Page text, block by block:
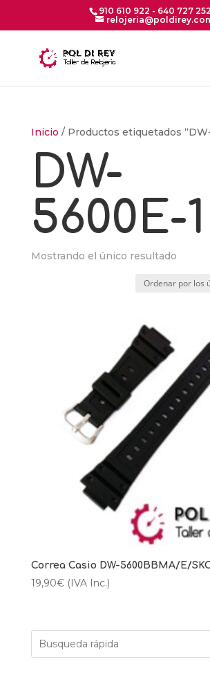
910 610 922 - 640 727 252
Inicio / Productos etiquetados
DW-
5600E-1
Mostrando el único resultado
Correa Casio DW-5600BBMA/E/
19,90€ (IVA Inc.)